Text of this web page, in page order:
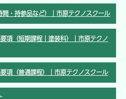
・持参品など）｜市原テクノスクール
項（短期課程｜塗装科）｜市原テクノ
項（普通課程）｜市原テクノスクール